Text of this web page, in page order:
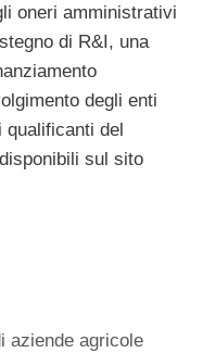
oneri amministrativi
di R&I, una
degli enti
qualificanti del
sul sito
aziende agricole